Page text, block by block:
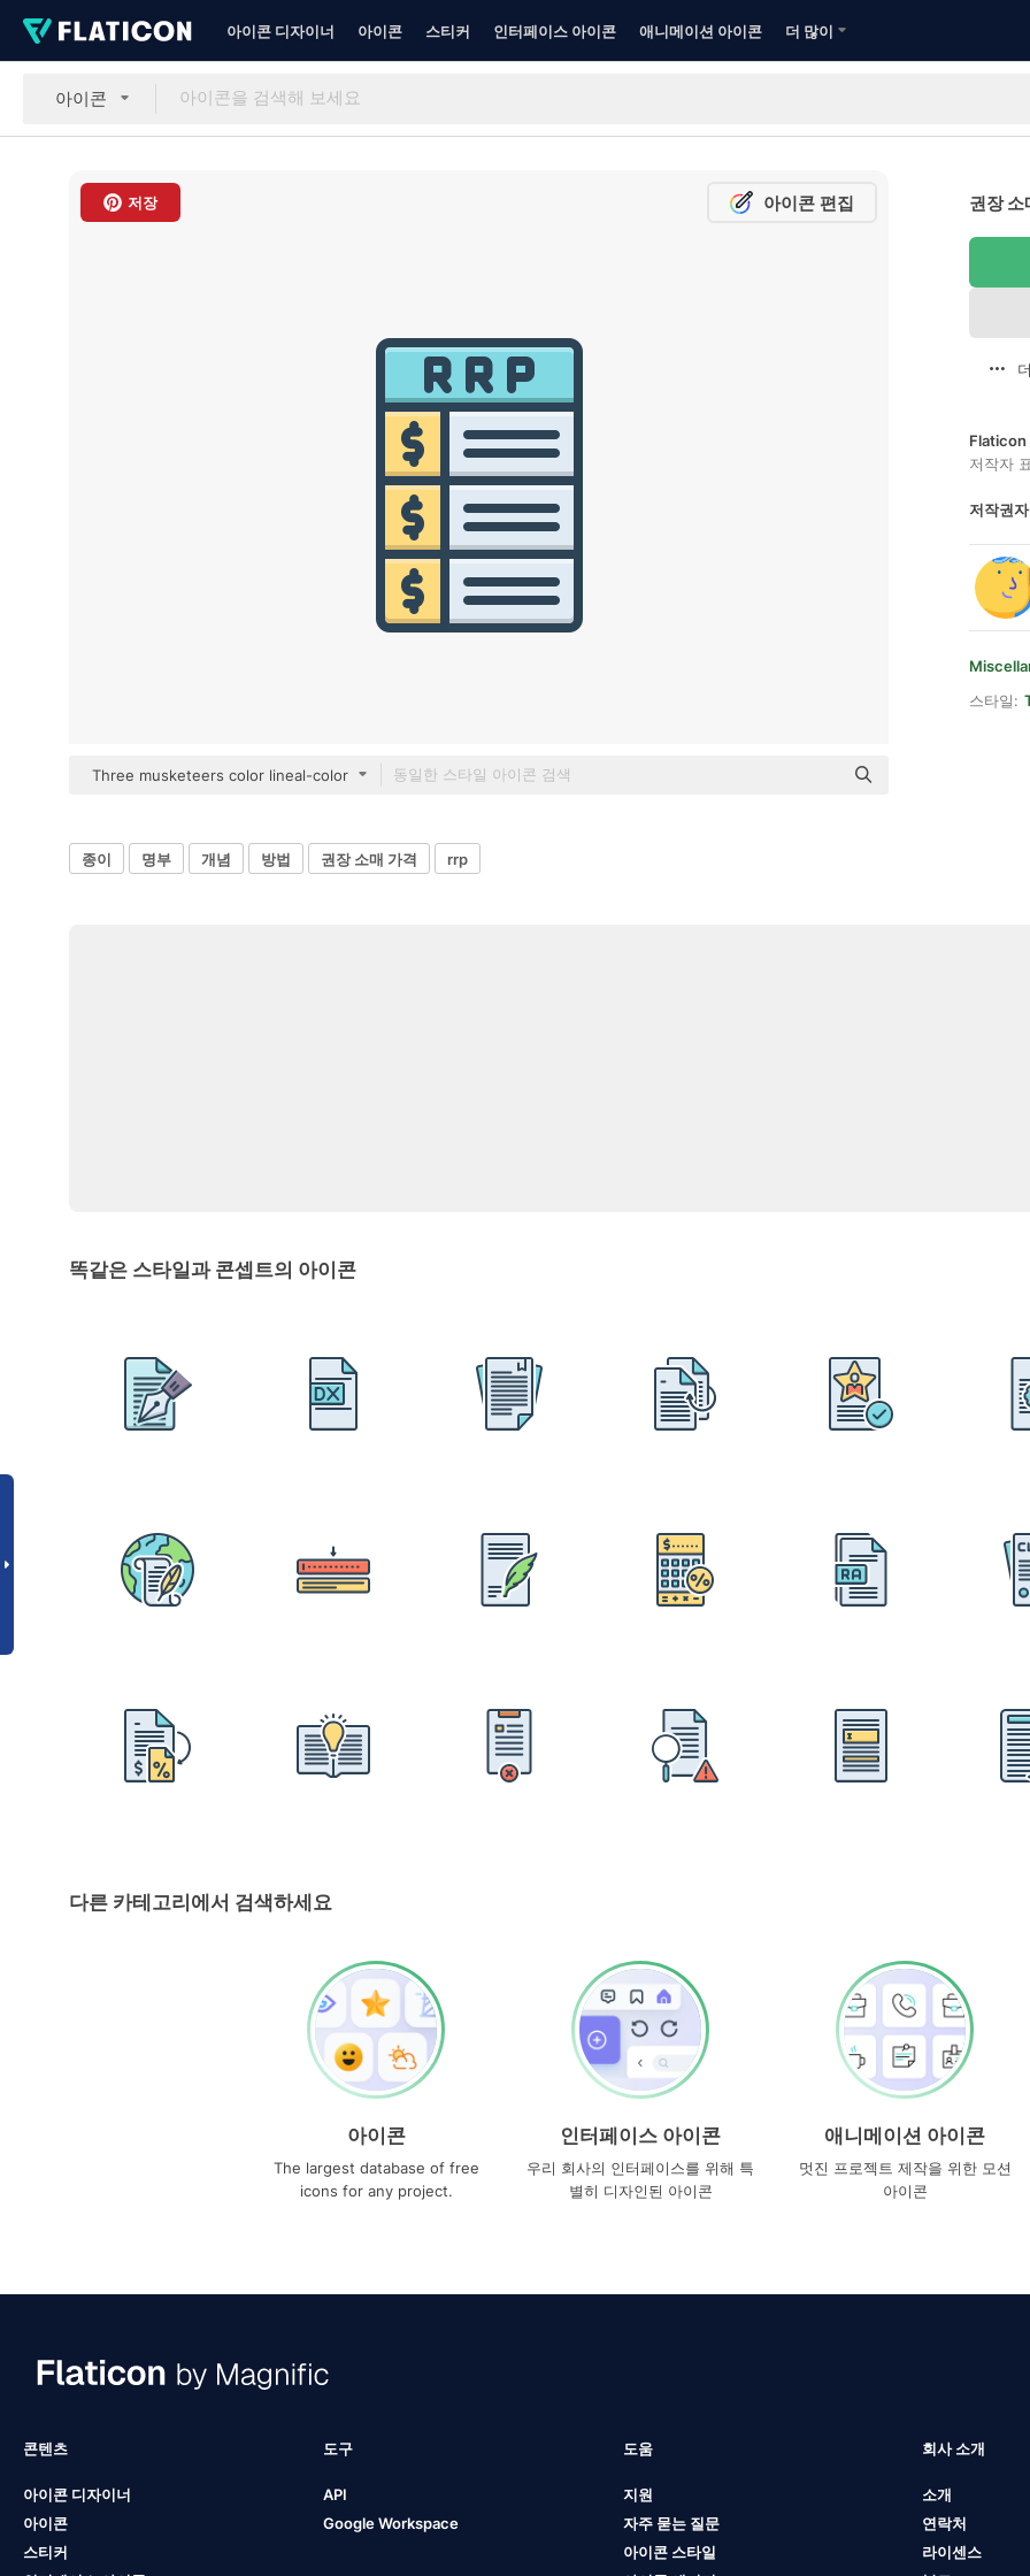
아이콘 디자이너 아이콘 스티커 인터페이스 아이콘 애니메이션 아이콘 더 많이
아이콘
저장 아이콘 편집
Three musketeers color lineal-color
권장 소
Flaticon
저작자
저작권
스타일:
종이 명부 개념 방법 권장 소매 가격 rrp
똑같은 스타일과 콘셉트의 아이콘
다른 카테고리에서 검색하세요
아이콘
The largest database of free
icons for any project.
인터페이스 아이콘
우리 회사의 인터페이스를 위해 특
별히 디자인된 아이콘
애니메이션 아이콘
멋진 프로젝트 제작을 위한 모션
아이콘
콘텐츠
아이콘 디자이너
아이콘
스티커
도구
API
Google Workspace
도움
지원
자주 묻는 질문
아이콘 스타일
회사 소개
소개
연락처
라이센스